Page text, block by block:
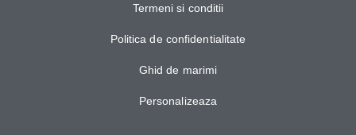
Termeni si conditii
Politica de confidentialitate
Ghid de marimi
Personalizeaza